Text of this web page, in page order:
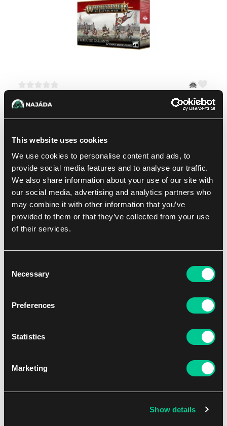
This website uses cookies
We use cookies to personalise content and ads, to
provide social media features and to analyse our traffic.
We also share information about your use of our site with
our social media, advertising and analytics partners who
may combine it with other information that you’ve
provided to them or that they’ve collected from your use
of their services.
Selection
Necessary
Preferences
Statistics
Marketing
Show details
Warhammer AoS – Cities of Sigmar: Freeguild Gallants
Dostępne: 3 szt.
Dostępne: 2 szt.